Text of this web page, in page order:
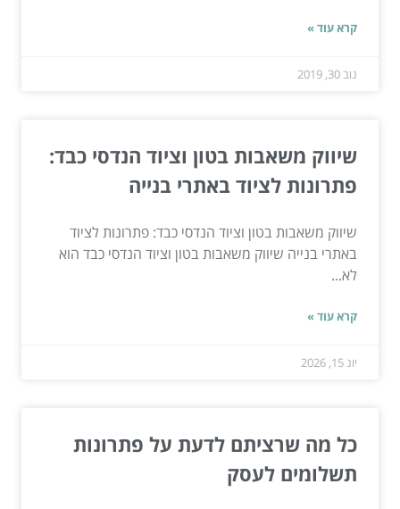
קרא עוד »
נוב 30, 2019
שיווק משאבות בטון וציוד הנדסי כבד:
פתרונות לציוד באתרי בנייה
שיווק משאבות בטון וציוד הנדסי כבד: פתרונות לציוד
באתרי בנייה שיווק משאבות בטון וציוד הנדסי כבד הוא
לא...
קרא עוד »
יונ 15, 2026
כל מה שרציתם לדעת על פתרונות
תשלומים לעסק